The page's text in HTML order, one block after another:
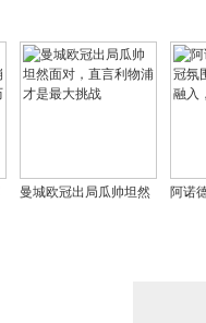
曼城欧冠出局瓜帅坦然
阿诺